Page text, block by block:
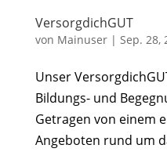
VersorgdichGUT
von Mainuser| Sep. 28,
Unser
Bildungs- und
Getragen von einem
Angeboten rund um